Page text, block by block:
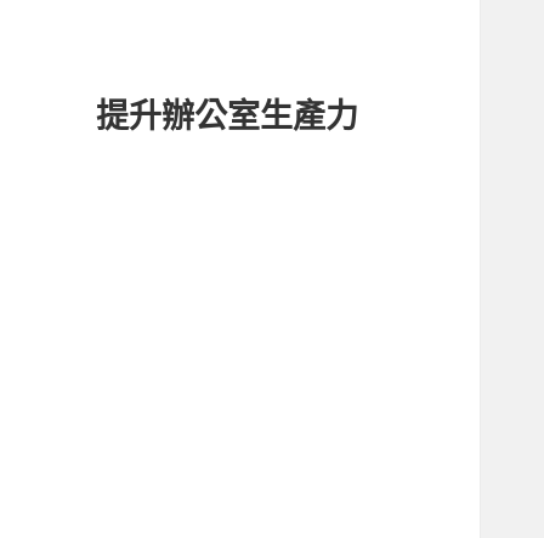
提升辦公室生產力